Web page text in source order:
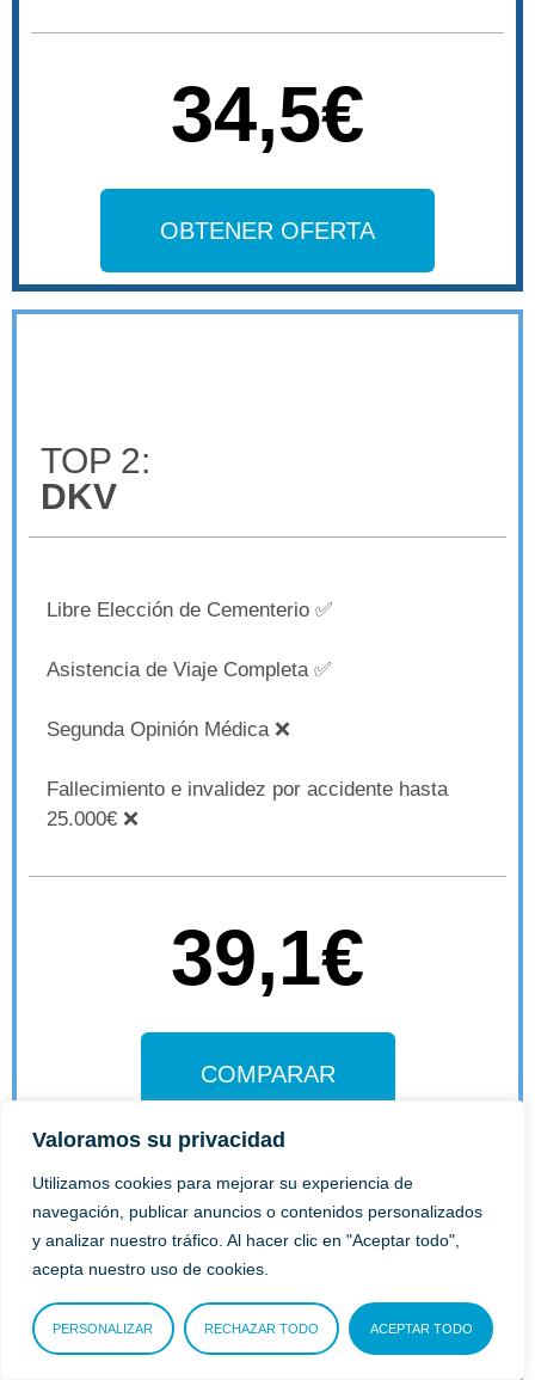
Valoramos su privacidad
Utilizamos cookies para mejorar su experiencia de
navegación, publicar anuncios o contenidos personalizados
y analizar nuestro tráfico. Al hacer clic en "Aceptar todo",
acepta nuestro uso de cookies.
PERSONALIZAR RECHAZAR TODO ACEPTAR TODO
34,5€
OBTENER OFERTA
TOP 2:
DKV
Libre Elección de Cementerio ✅
Asistencia de Viaje Completa ✅
Segunda Opinión Médica ❌
Fallecimiento e invalidez por accidente hasta
25.000€ ❌
39,1€
COMPARAR
TOP 3: